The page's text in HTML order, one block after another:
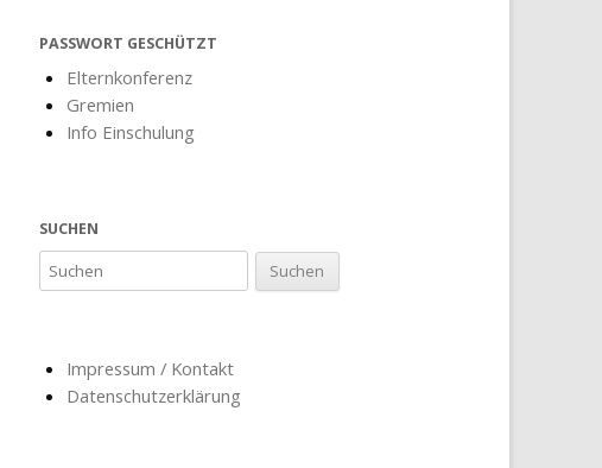
PASSWORT GESCHÜTZT
Elternkonferenz
Gremien
Info Einschulung
SUCHEN
Impressum / Kontakt
Datenschutzerklärung